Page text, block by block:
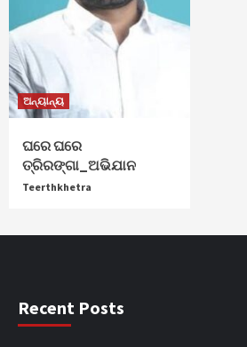
ଅନ୍ୟାନ୍ୟ
ଘରେ ଘରେ
ତ୍ରିରଙ୍ଗା_ଅଭିଯାନ
Teerthkhetra
Recent Posts